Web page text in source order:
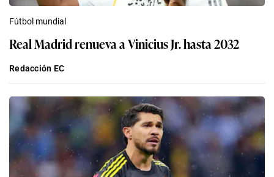
Fútbol mundial
Real Madrid renueva a Vinicius Jr. hasta 2032
Redacción EC